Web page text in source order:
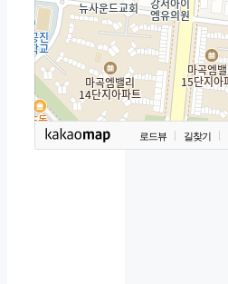
로드뷰 길찾기